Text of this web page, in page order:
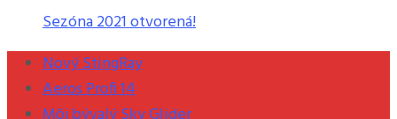
Sezóna 2021 otvorená!
Nový StingRay
Aeros Profi 14